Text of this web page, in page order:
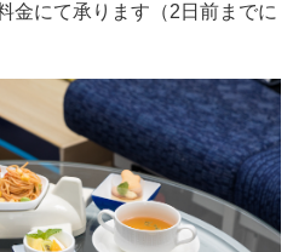
金にて承ります（2日前までに